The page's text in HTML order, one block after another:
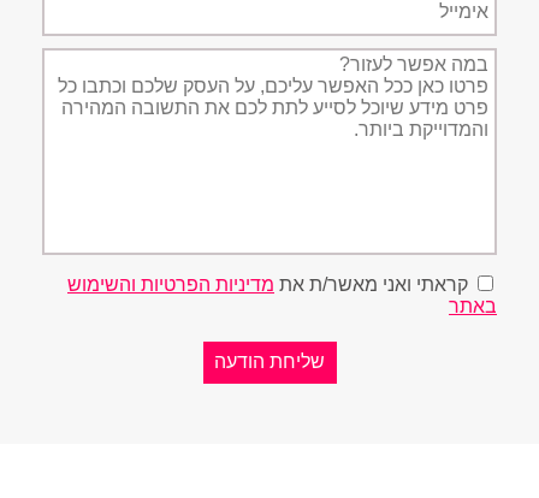
תיאור
הפניה
קראתי ואני מאשר/ת את מדיניות הפרטיות והשימוש
באתר